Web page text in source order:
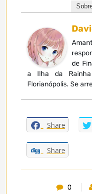
de
a Ilha da
Florianópolis. Se
Share
Share
0